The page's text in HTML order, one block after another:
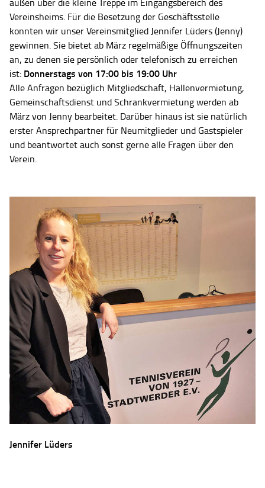
außen über die kleine Treppe im Eingangsbereich des
Vereinsheims. Für die Besetzung der Geschäftsstelle
konnten wir unser Vereinsmitglied Jennifer Lüders (Jenny)
gewinnen. Sie bietet ab März regelmäßige Öffnungszeiten
an, zu denen sie persönlich oder telefonisch zu erreichen
ist: Donnerstags von 17:00 bis 19:00 Uhr
Alle Anfragen bezüglich Mitgliedschaft, Hallenvermietung,
Gemeinschaftsdienst und Schrankvermietung werden ab
März von Jenny bearbeitet. Darüber hinaus ist sie natürlich
erster Ansprechpartner für Neumitglieder und Gastspieler
und beantwortet auch sonst gerne alle Fragen über den
Verein.
Jennifer Lüders